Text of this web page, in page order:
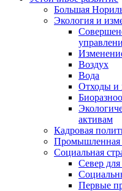
Большая
Экология и
Воздух
Вода
Отходы и
активам
Кадровая
Промышленная
Социальная
Север
Первые